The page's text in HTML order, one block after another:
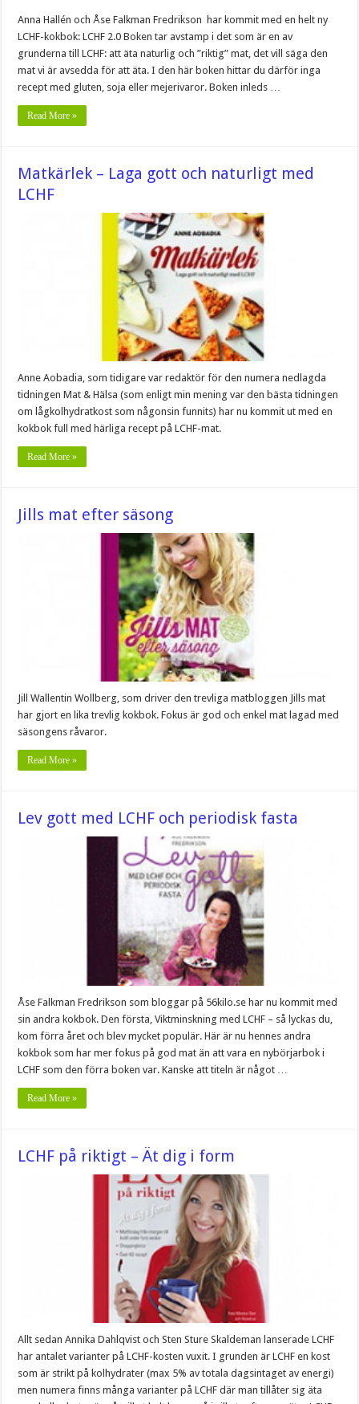
Anna Hallén och Åse Falkman Fredrikson har kommit med en helt ny
LCHF-kokbok: LCHF 2.0 Boken tar avstamp i det som är en av
grunderna till LCHF: att äta naturlig och ”riktig” mat, det vill säga den
mat vi är avsedda för att äta. I den här boken hittar du därför inga
recept med gluten, soja eller mejerivaror. Boken inleds …
Read More »
Matkärlek – Laga gott och naturligt med
LCHF
Anne Aobadia, som tidigare var redaktör för den numera nedlagda
tidningen Mat & Hälsa (som enligt min mening var den bästa tidningen
om lågkolhydratkost som någonsin funnits) har nu kommit ut med en
kokbok full med härliga recept på LCHF-mat.
Read More »
Jills mat efter säsong
Jill Wallentin Wollberg, som driver den trevliga matbloggen Jills mat
har gjort en lika trevlig kokbok. Fokus är god och enkel mat lagad med
säsongens råvaror.
Read More »
Lev gott med LCHF och periodisk fasta
Åse Falkman Fredrikson som bloggar på 56kilo.se har nu kommit med
sin andra kokbok. Den första, Viktminskning med LCHF – så lyckas du,
kom förra året och blev mycket populär. Här är nu hennes andra
kokbok som har mer fokus på god mat än att vara en nybörjarbok i
LCHF som den förra boken var. Kanske att titeln är något …
Read More »
LCHF på riktigt – Ät dig i form
Allt sedan Annika Dahlqvist och Sten Sture Skaldeman lanserade LCHF
har antalet varianter på LCHF-kosten vuxit. I grunden är LCHF en kost
som är strikt på kolhydrater (max 5% av totala dagsintaget av energi)
men numera finns många varianter på LCHF där man tillåter sig äta